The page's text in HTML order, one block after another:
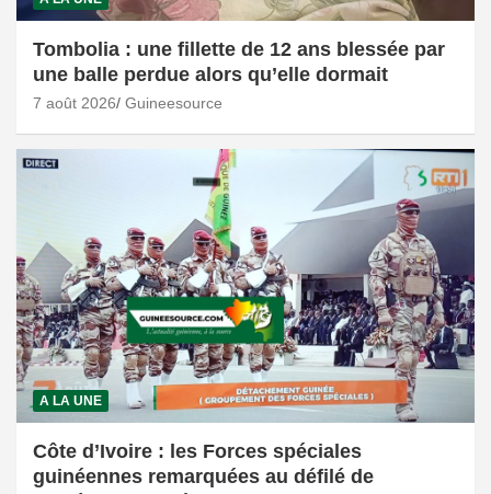
Tombolia : une fillette de 12 ans blessée par
une balle perdue alors qu’elle dormait
7 août 2026 Guineesource
A LA UNE
Côte d’Ivoire : les Forces spéciales
guinéennes remarquées au défilé de